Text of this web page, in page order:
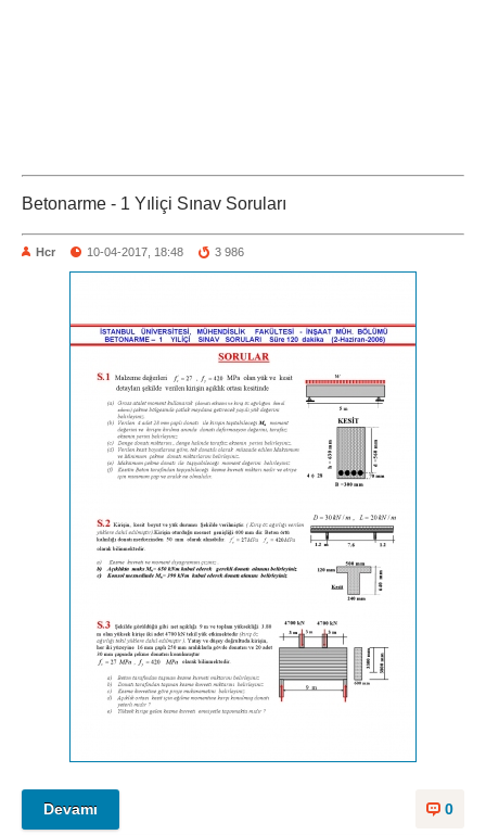
Betonarme - 1 Yıliçi Sınav Soruları
Hcr 10-04-2017, 18:48 3 986
0
Devamı